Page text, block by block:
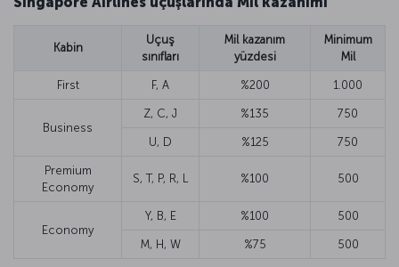
Kabin
Uçuş
sınıfları
Mil kazanım
yüzdesi
Minimum
Mil
First F, A %200 1.000
Business
Z, C, J %135 750
U, D %125 750
Premium
Economy
S, T, P, R, L %100 500
Economy
Y, B, E %100 500
M, H, W %75 500